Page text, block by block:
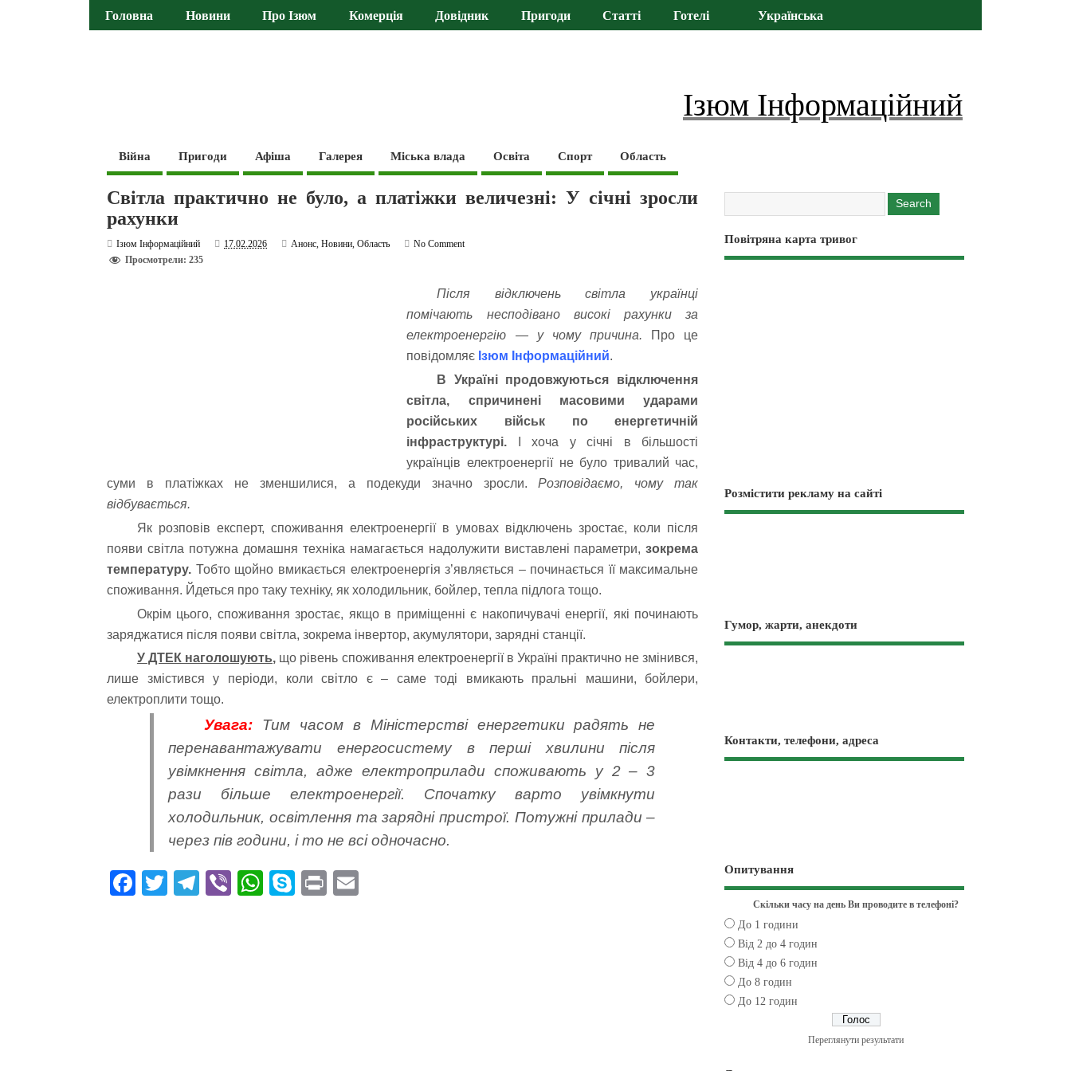
Головна Новини Про Ізюм Комерція Довідник Пригоди Статті Готелі Українська
Ізюм Інформаційний
Війна Пригоди Афіша Галерея Міська влада Освіта Спорт Область
Світла практично не було, а платіжки величезні: У січні зросли
рахунки
Ізюм Інформаційний 17.02.2026 Анонс,Новини,Область
No Comment
Просмотрели: 235
Після відключень світла українці
помічають несподівано високі рахунки за
електроенергію — у чому причина.
Про це
повідомляє Ізюм Інформаційний.
В Україні продовжуються відключення
світла, спричинені масовими ударами
російських військ по енергетичній
інфраструктурі. І хоча у січні в більшості
українців електроенергії не було тривалий час,
суми в платіжках не зменшилися, а подекуди значно зросли.Розповідаємо, чому так
відбувається.
Як розповів експерт, споживання електроенергії в умовах відключень зростає, коли після
появи світла потужна домашня техніка намагається надолужити виставлені параметри,зокрема
температуру. Тобто щойно вмикається електроенергія з’являється – починається її максимальне
споживання. Йдеться про таку техніку, як холодильник, бойлер, тепла підлога тощо.
Окрім цього, споживання зростає, якщо в приміщенні є накопичувачі енергії, які починають
заряджатися після появи світла, зокрема інвертор, акумулятори, зарядні станції.
У ДТЕК наголошують, що рівень споживання електроенергії в Україні практично не змінився,
лише змістився у періоди, коли світло є – саме тоді вмикають пральні машини, бойлери,
електроплити тощо.
Увага: Тим часом в Міністерстві енергетики радять не
перенавантажувати енергосистему в перші хвилини після
увімкнення світла, адже електроприлади споживають у 2 – 3
рази більше електроенергії. Спочатку варто увімкнути
холодильник, освітлення та зарядні пристрої. Потужні прилади –
через пів години, і то не всі одночасно.
Fa T
Te Vi
W
S
Pr
Повітряна карта тривог
Розмістити рекламу на сайті
Гумор, жарти, анекдоти
Контакти, телефони, адреса
Опитування
Скільки часу на день Ви проводите в телефоні?
До 1 години
Від 2 до 4 годин
Від 4 до 6 годин
До 8 годин
До 12 годин
Переглянути результати